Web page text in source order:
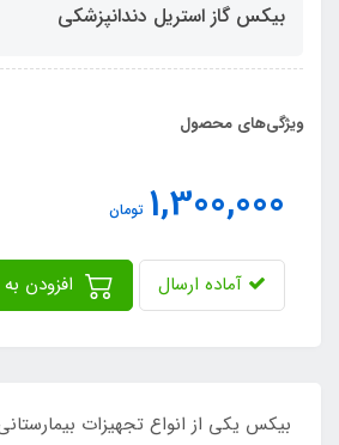
بیکس گاز استریل دندانپزشکی
ویژگی‌های محصول
1,300,000 تومان
آماده ارسال
بیکس یکی از انواع تجهیزات